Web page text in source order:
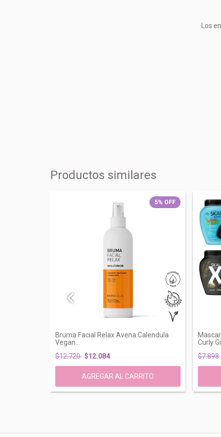
Los
Productos similares
5% OFF
Bruma Facial Relax Avena Calendula
Vegan...
$12.720 $12.084
Curly Gi...
$7.898